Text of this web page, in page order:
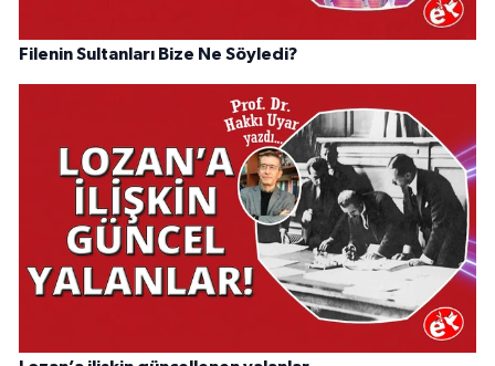
Filenin Sultanları Bize Ne Söyledi?